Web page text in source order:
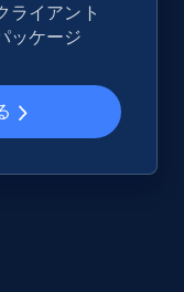
ぐ始める
ライアント
ッケージ